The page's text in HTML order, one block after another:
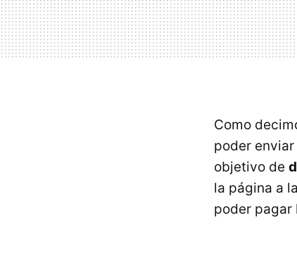
Como
poder
objetivo de
la página a
poder pagar